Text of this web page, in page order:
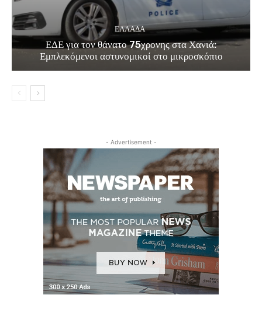
ΕΛΛΑΔΑ
ΕΔΕ για τον θάνατο 75χρονης στα Χανιά:
Εμπλεκόμενοι αστυνομικοί στο μικροσκόπιο
- Advertisement -